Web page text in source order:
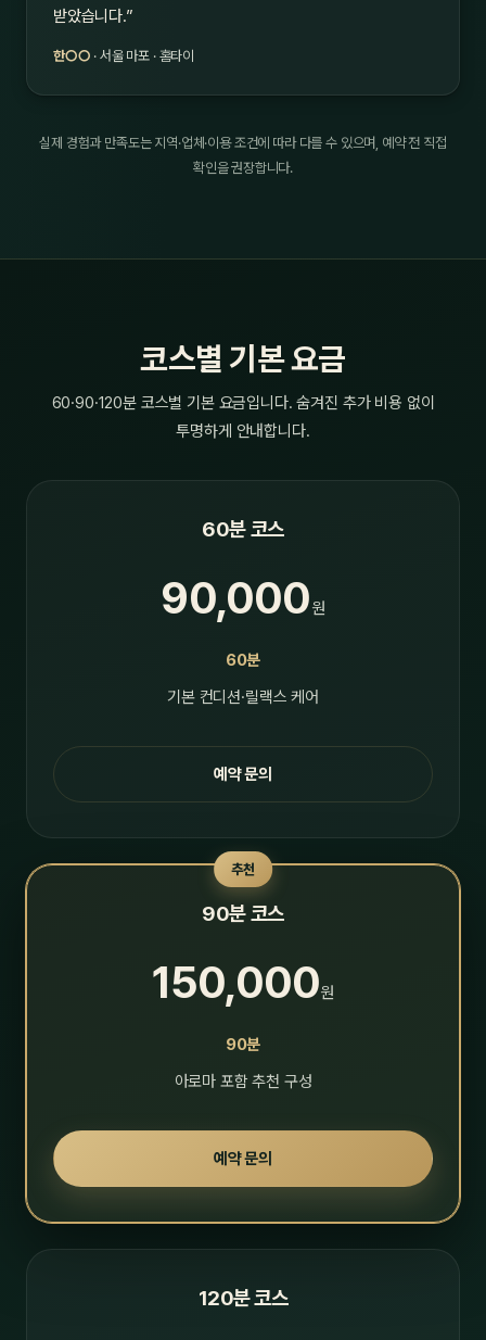
받았습니다.”
한○○ · 서울 마포 · 홈타이
실제 경험과 만족도는 지역·업체·이용 조건에 따라 다를 수 있으며, 예약 전 직접
확인을 권장합니다.
코스별 기본 요금
60·90·120분 코스별 기본 요금입니다. 숨겨진 추가 비용 없이
투명하게 안내합니다.
60분 코스
90,000원
60분
기본 컨디션·릴랙스 케어
예약 문의
추천
90분 코스
150,000원
90분
아로마 포함 추천 구성
예약 문의
120분 코스